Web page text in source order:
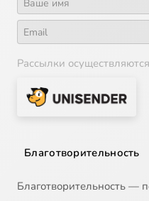
Рассылки
Благотворительность
Благотворительность —